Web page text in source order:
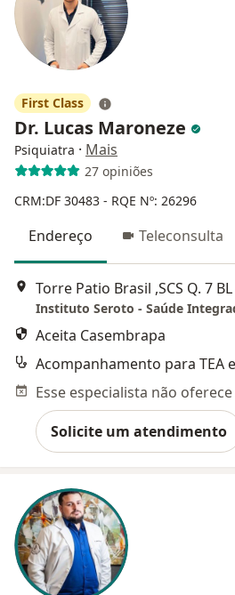
First Class
Dr. Lucas Maroneze
Psiquiatra · Mais
27 opiniões
CRM:DF 30483 - RQE Nº: 26296
Endereço Teleconsulta
Instituto Seroto - Saúde
Aceita Casembrapa
Acompanhamento para TEA
Solicite um atendimento